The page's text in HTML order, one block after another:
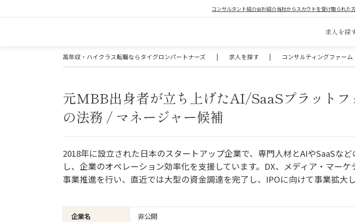
コンサルタント紹介会社紹介当社からスカウトを受け取られた
求人を探
高年収・ハイクラス転職ならタイグロンパートナーズ | 求人を探す | コンサルティングファーム
元MBB出身者が立ち上げたAI/SaaSプラットフ
の法務 / マネージャー候補
2018年に設立された日本のスタートアップ企業で、専門人材とAIやSaaSな
し、企業のオペレーション効率化を支援しています。DX、メディア・マーケ
事業推進を行い、直近では大型の資金調達を完了し、IPOに向けて事業拡大し
企業名
非公開